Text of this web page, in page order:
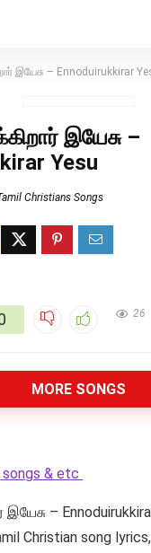
இயேசு – Ennoduirukkirar
இயேசு –
Yesu
Christians Songs
26
MORE SONGS
songs & etc
– Ennoduirukkirar
Christian song